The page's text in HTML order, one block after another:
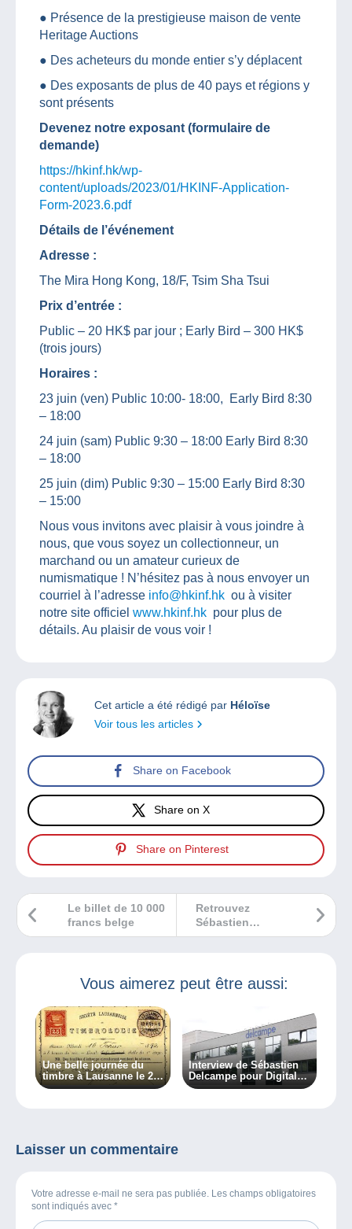
● Présence de la prestigieuse maison de vente
Heritage Auctions
● Des acheteurs du monde entier s’y déplacent
● Des exposants de plus de 40 pays et régions y
sont présents
Devenez notre exposant (formulaire de
demande)
https://hkinf.hk/wp-
content/uploads/2023/01/HKINF-Application-
Form-2023.6.pdf
Détails de l’événement
Adresse :
The Mira Hong Kong, 18/F, Tsim Sha Tsui
Prix d’entrée :
Public – 20 HK$ par jour ; Early Bird – 300 HK$
(trois jours)
Horaires :
23 juin (ven) Public 10:00- 18:00, Early Bird 8:30
– 18:00
24 juin (sam) Public 9:30 – 18:00 Early Bird 8:30
– 18:00
25 juin (dim) Public 9:30 – 15:00 Early Bird 8:30
– 15:00
Nous vous invitons avec plaisir à vous joindre à
nous, que vous soyez un collectionneur, un
marchand ou un amateur curieux de
numismatique ! N’hésitez pas à nous envoyer un
courriel à l’adresse info@hkinf.hk ou à visiter
notre site officiel www.hkinf.hk pour plus de
détails. Au plaisir de vous voir !
Cet article a été rédigé par Héloïse
Voir tous les articles
Share on Facebook
Share on X
Share on Pinterest
Retrouvez
Sébastien
Delcampe sur
d’Affaire conclue !
Le billet de 10 000
francs belge
Vous aimerez peut être aussi:
Une belle journée du
timbre à Lausanne le 2
décembre
Interview de Sébastien
Delcampe pour Digital
Wallonia
Laisser un commentaire
Votre adresse e-mail ne sera pas publiée. Les champs obligatoires
sont indiqués avec *